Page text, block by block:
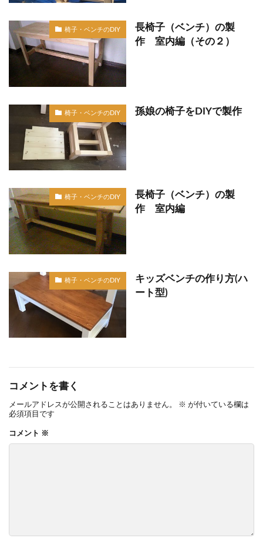
椅子・ベンチのDIY
長椅子（ベンチ）の製
作 室内編（その２）
椅子・ベンチのDIY 孫娘の椅子をDIYで製作
椅子・ベンチのDIY
長椅子（ベンチ）の製
作 室内編
椅子・ベンチのDIY
キッズベンチの作り方(ハ
ート型)
コメントを書く
メールアドレスが公開されることはありません。 ※ が付いている欄は
必須項目です
コメント ※